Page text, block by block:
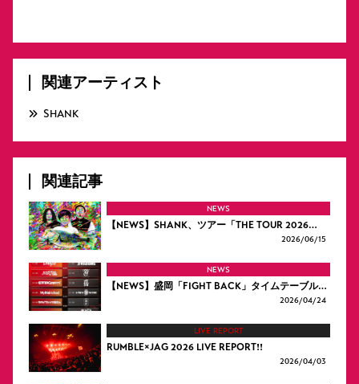
関連アーティスト
SHANK
関連記事
NEWS
【NEWS】SHANK、ツアー「THE TOUR 2026…
2026/06/15
NEWS
【NEWS】盛岡「FIGHT BACK」タイムテーブル…
2026/04/24
LIVE REPORT
RUMBLE×JAG 2026 LIVE REPORT!!
2026/04/03